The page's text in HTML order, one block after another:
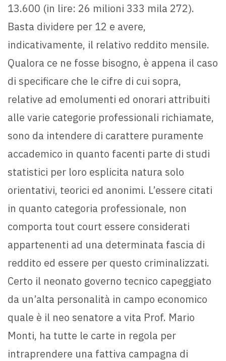
13.600 (in lire: 26 milioni 333 mila 272).
Basta dividere per 12 e avere,
indicativamente, il relativo reddito mensile.
Qualora ce ne fosse bisogno, è appena il caso
di specificare che le cifre di cui sopra,
relative ad emolumenti ed onorari attribuiti
alle varie categorie professionali richiamate,
sono da intendere di carattere puramente
accademico in quanto facenti parte di studi
statistici per loro esplicita natura solo
orientativi, teorici ed anonimi. L’essere citati
in quanto categoria professionale, non
comporta tout court essere considerati
appartenenti ad una determinata fascia di
reddito ed essere per questo criminalizzati.
Certo il neonato governo tecnico capeggiato
da un’alta personalità in campo economico
quale è il neo senatore a vita Prof. Mario
Monti, ha tutte le carte in regola per
intraprendere una fattiva campagna di